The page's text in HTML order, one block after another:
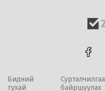
Бидний
тухай
Сурталчилгаа
байршуулах